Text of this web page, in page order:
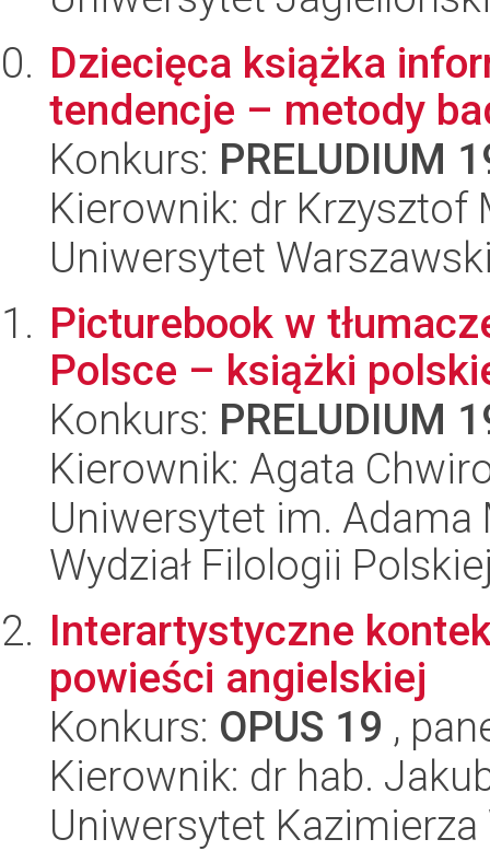
Dziecięca książka
tendencje – metody
Konkurs: PRELUDIUM
Kierownik: dr Krzysztof
Uniwersytet
Picturebook w
Polsce – książki
Konkurs: PRELUDIUM
Kierownik: Agata
Uniwersytet im.
Wydział Filologii
Interartystyczne
powieści angielskiej
Konkurs: OPUS 19 ,
Kierownik: dr hab.
Uniwersytet